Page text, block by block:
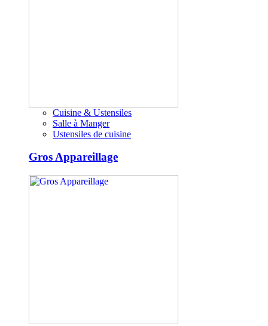
Cuisine & Ustensiles
Salle à Manger
Ustensiles de cuisine
Gros Appareillage